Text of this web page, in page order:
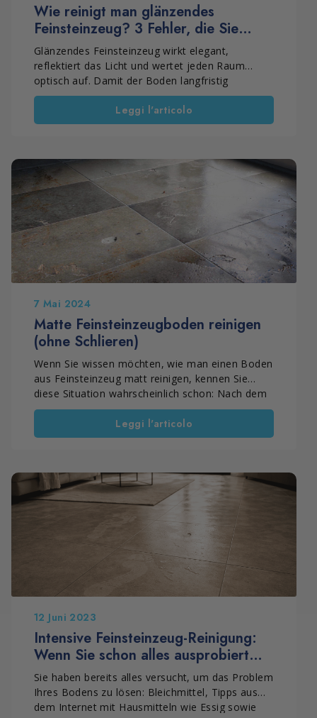
Wie reinigt man glänzendes
Feinsteinzeug? 3 Fehler, die Sie
vermeiden sollten
Glänzendes Feinsteinzeug wirkt elegant,
reflektiert das Licht und wertet jeden Raum
optisch auf. Damit der Boden langfristig
glänzend bleibt, sollte man jedoch die richtigen
Methoden zur Reinigung von glänzendem
Feinsteinzeug kennen und typische Fehler
matte Stellen und Kalkschleier verursachen. In
diesem Leitfaden erfahren Sie außerdem, wie
man Schlieren auf glänzendem Feinsteinzeug
vermeidet – mit einer einfachen und
professionellen Methode.
Leggi l'articolo
7 Mai 2024
Matte Feinsteinzeugboden reinigen
(ohne Schlieren)
Wenn Sie wissen möchten, wie man einen Boden
aus Feinsteinzeug matt reinigen, kennen Sie
diese Situation wahrscheinlich schon: Nach dem
Wischen wirkt der Boden sauber. Doch bei
Streiflicht oder Gegenlicht erscheinen plötzlich
Schlieren, Streifen, Fußspuren oder matte
Oberflächen. Deshalb gilt Feinsteinzeug oft als
schwer zu pflegen. In Wirklichkeit liegt das
Problem aber nicht am Material, sondern an den
Rückständen auf der Oberfläche.
Leggi l'articolo
12 Juni 2023
Intensive Feinsteinzeug-Reinigung:
Wenn Sie schon alles ausprobiert
haben und endlich die Lösung finden
Sie haben bereits alles versucht, um das Problem
Ihres Bodens zu lösen: Bleichmittel, Tipps aus
dem Internet mit Hausmitteln wie Essig sowie